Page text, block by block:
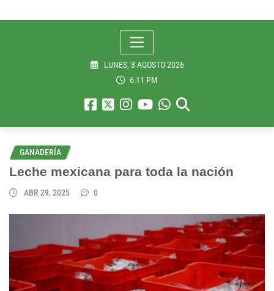
LUNES, 3 AGOSTO 2026
6:11 PM
GANADERÍA
Leche mexicana para toda la nación
ABR 29, 2025 0